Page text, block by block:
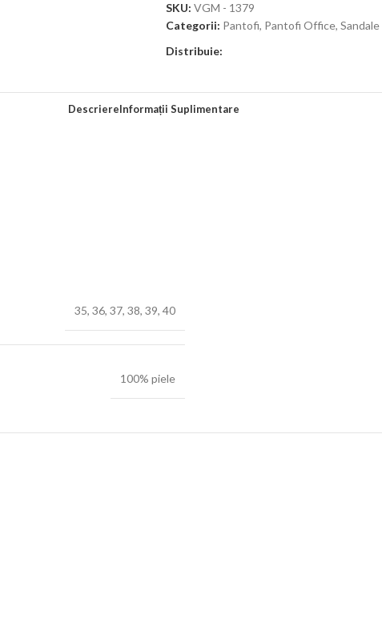
SKU: VGM - 1379
Categorii: Pantofi, Pantofi Office, Sandale
Distribuie:
DescriereInformații Suplimentare
35, 36, 37, 38, 39, 40
100% piele